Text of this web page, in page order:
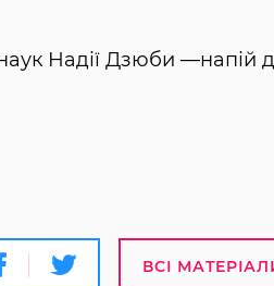
Надії Дзюби —напій
ВСІ